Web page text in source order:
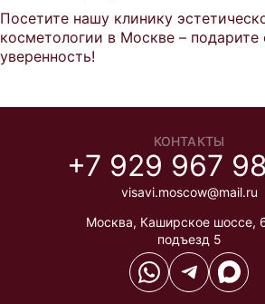
Посетите нашу клинику
косметологии в Москве –
уверенность!
КОНТАКТЫ
+7 929 967
visavi.moscow@mail.ru
Москва, Каширское шоссе,
подъезд 5